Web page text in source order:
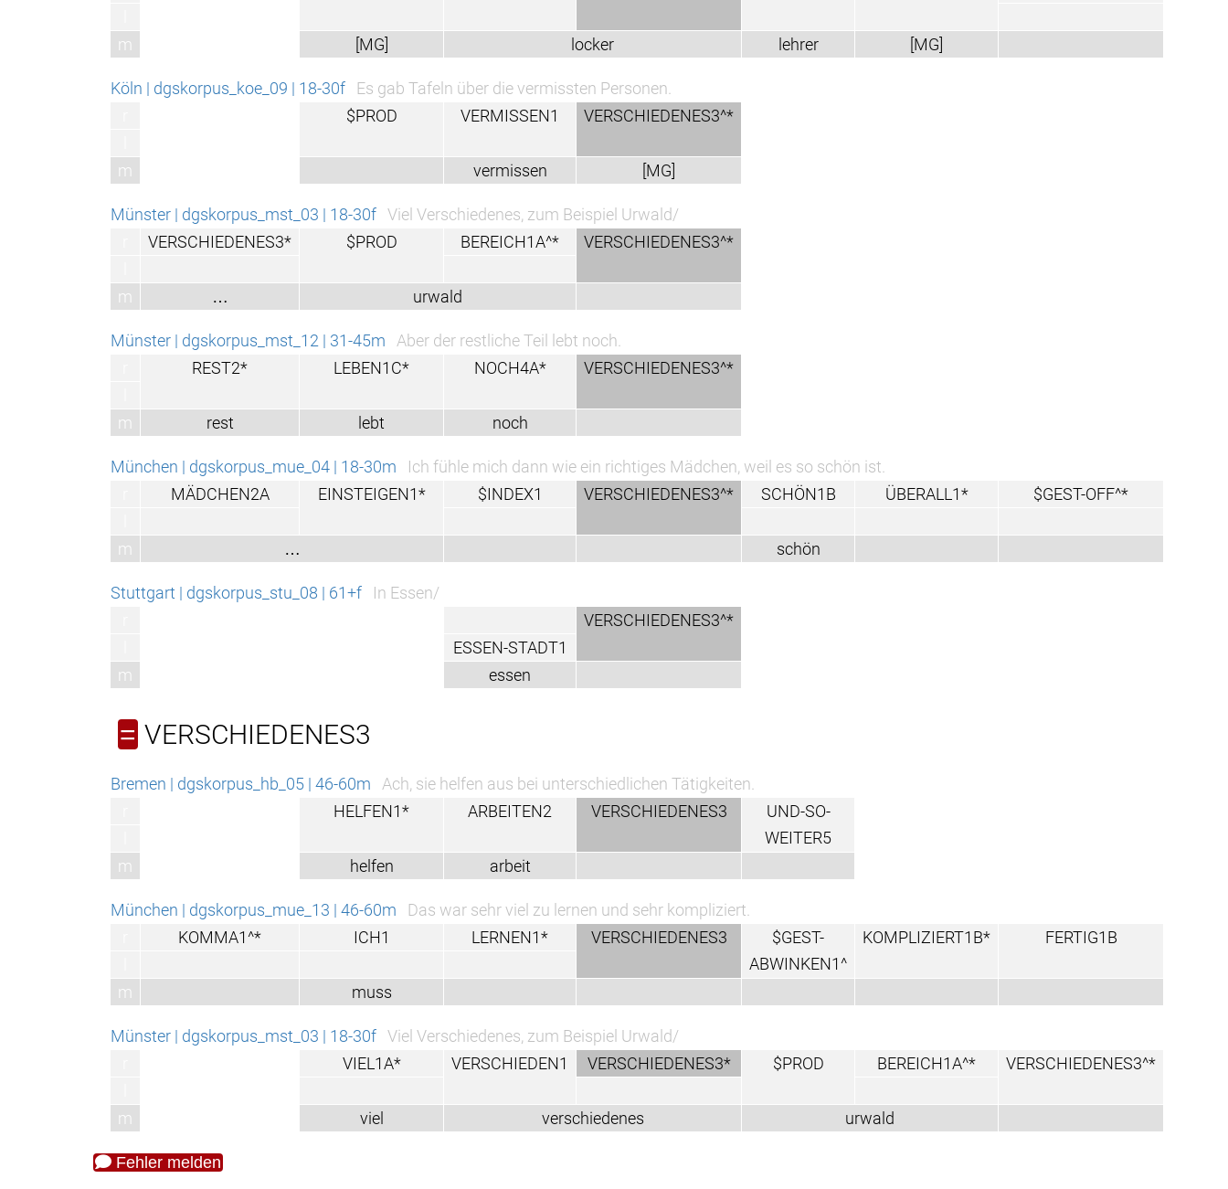
m
[MG] locker lehrer [MG]
Köln | dgskorpus_koe_09 | 18-30f
Es gab Tafeln über die vermissten Personen.
$PROD VERMISSEN1
VERSCHIEDENES3^*
m
vermissen [MG]
Münster | dgskorpus_mst_03 | 18-30f Viel Verschiedenes, zum Beispiel Urwald/
VERSCHIEDENES3* $PROD BEREICH1A^*
VERSCHIEDENES3^*
m
… urwald
Münster | dgskorpus_mst_12 | 31-45m
Aber der restliche Teil lebt noch.
REST2* LEBEN1C* NOCH4A*
VERSCHIEDENES3^*
m
rest lebt noch
München | dgskorpus_mue_04 | 18-30m
Ich fühle mich dann wie ein richtiges Mädchen, weil es so schön ist.
MÄDCHEN2A EINSTEIGEN1* $INDEX1 VERSCHIEDENES3^* SCHÖN1B ÜBERALL1*
$GEST-OFF^*
m
… schön
Stuttgart | dgskorpus_stu_08 | 61+f
In Essen/
VERSCHIEDENES3^*
ESSEN-STADT1
m
essen
= VERSCHIEDENES3
Bremen | dgskorpus_hb_05 | 46-60m
Ach, sie helfen aus bei unterschiedlichen Tätigkeiten.
HELFEN1* ARBEITEN2 VERSCHIEDENES3
UND-SO-
WEITER5
m
helfen arbeit
München | dgskorpus_mue_13 | 46-60m
Das war sehr viel zu lernen und sehr kompliziert.
KOMMA1^* ICH1 LERNEN1* VERSCHIEDENES3
$GEST-
ABWINKEN1^
KOMPLIZIERT1B*
FERTIG1B
m
muss
Münster | dgskorpus_mst_03 | 18-30f Viel Verschiedenes, zum Beispiel Urwald/
VIEL1A* VERSCHIEDEN1 VERSCHIEDENES3* $PROD BEREICH1A^*
VERSCHIEDENES3^*
m
viel verschiedenes urwald
Fehler melden